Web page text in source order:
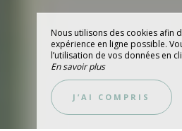
Nous utilisons des cookies afin
expérience en ligne possible.
l’utilisation de vos données en
En savoir plus
J’AI COMPRIS